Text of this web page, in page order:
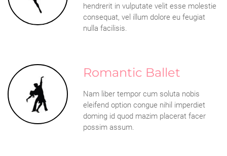
hendrerit in vulputate velit esse molestie
consequat, vel illum dolore eu feugiat
nulla facilisis.
Romantic Ballet
Nam liber tempor cum soluta nobis
eleifend option congue nihil imperdiet
doming id quod mazim placerat facer
possim assum.